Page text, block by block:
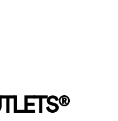
®